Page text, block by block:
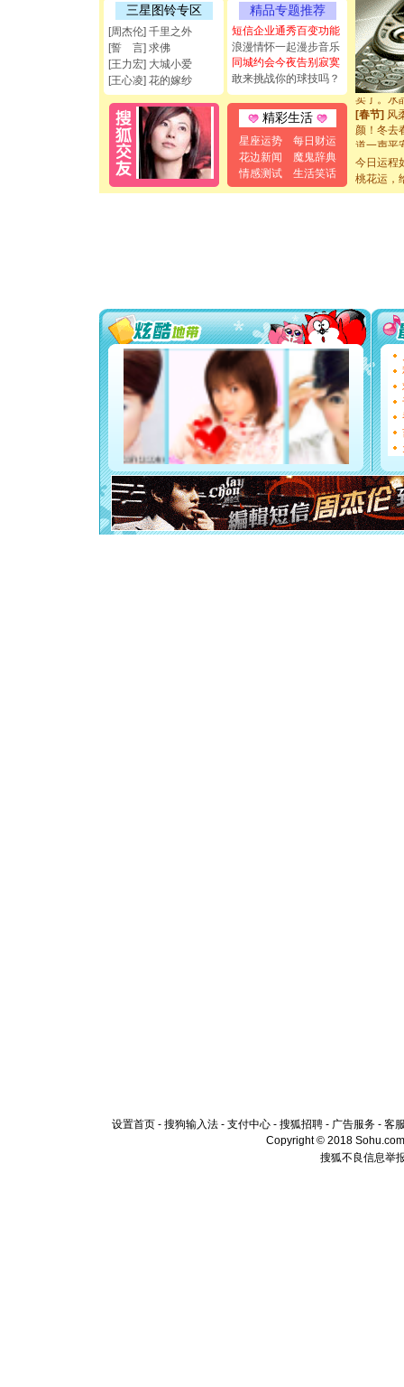
三星图铃专区
[周杰伦] 千里之外
[誓 言] 求佛
[王力宏] 大城小爱
[王心凌] 花的嫁纱
精品专题推荐
短信企业通秀百变功能
浪漫情怀一起漫步音乐
同城约会今夜告别寂寞
敢来挑战你的球技吗？
精彩生活
星座运势
每日财运
花边新闻
魔鬼辞典
情感测试
生活笑话
[元旦]如
起；二是
离。水晶
[元旦]当
泣，这痛
卖了。水
[春节] 风
颜！冬去
道一声平
[春节]
传
片叶子
送你一棵
如意,快
[元旦]看
断电。
你是我
[元旦]
如
起；二
离。水
[元旦]
当
泣，这
卖了。
[春节]
颜！冬去
道一声平
[春节]传
片叶子是
送你一棵
今日运程
桃花运，
设置首页 - 搜狗输入法 - 支付中心 - 搜狐招聘 - 广告服务 - 客
Copyright © 2018
搜狐不良信息举